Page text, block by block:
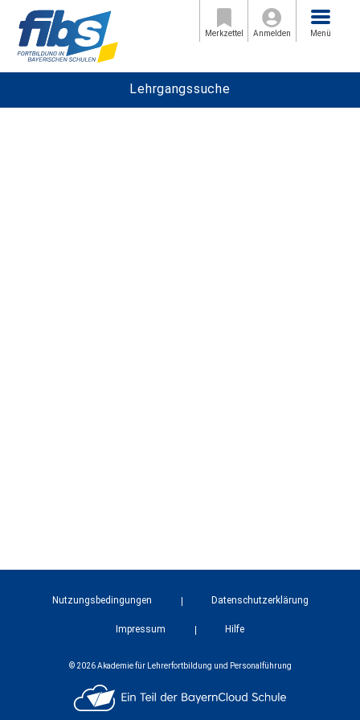
Merkzettel Anmelden
Menü
Menü
Lehrgangssuche
Nutzungsbedingungen Datenschutzerklärung
Impressum Hilfe
© 2026 Akademie für Lehrerfortbildung und Personalführung